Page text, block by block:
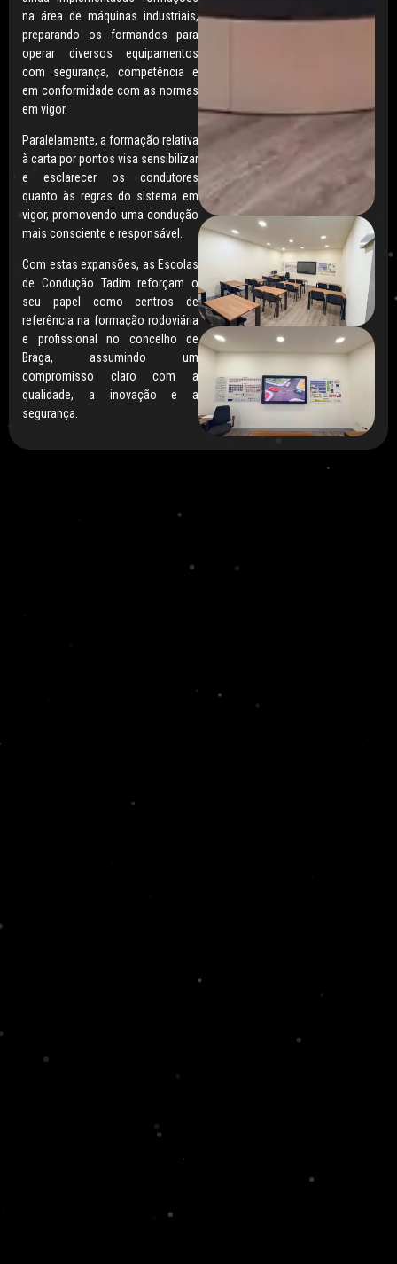
na área de máquinas industriais,
preparando os formandos para
operar diversos equipamentos
com segurança, competência e
em conformidade com as normas
em vigor.
Paralelamente, a formação relativa
à carta por pontos visa sensibilizar
e esclarecer os condutores
quanto às regras do sistema em
vigor, promovendo uma condução
mais consciente e responsável.
Com estas expansões, as Escolas
de Condução Tadim reforçam o
seu papel como centros de
referência na formação rodoviária
e profissional no concelho de
Braga, assumindo um
compromisso claro com a
qualidade, a inovação e a
segurança.